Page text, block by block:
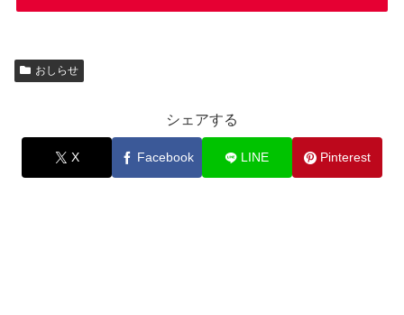
おしらせ
シェアする
X Facebook LINE Pinterest